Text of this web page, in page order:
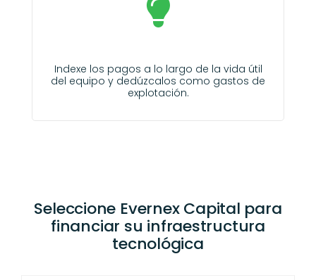
Indexe los pagos a lo largo de la vida útil
del equipo y dedúzcalos como gastos de
explotación.
Seleccione Evernex Capital para
financiar su infraestructura
tecnológica